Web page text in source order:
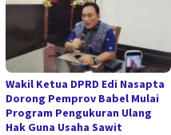
Wakil Ketua DPRD Edi Nasapta
Dorong Pemprov Babel Mulai
Program Pengukuran Ulang
Hak Guna Usaha Sawit